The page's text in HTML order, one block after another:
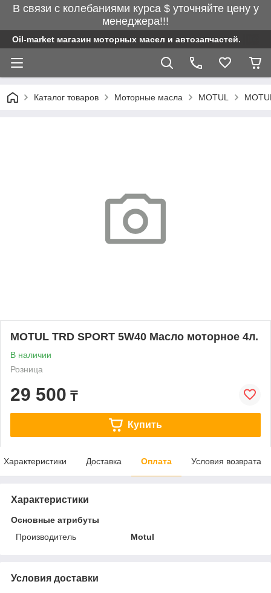
В связи с колебаниями курса $ уточняйте цену у
менеджера!!!
Oil-market магазин моторных масел и автозапчастей.
Каталог товаров Моторные масла MOTUL
MOTUL TRD SPORT 5W40 Масло моторное 4л.
В наличии
Розница
29 500 ₸
Купить
Характеристики Доставка Оплата Условия возврата
Характеристики
Основные атрибуты
Производитель
Motul
Условия доставки